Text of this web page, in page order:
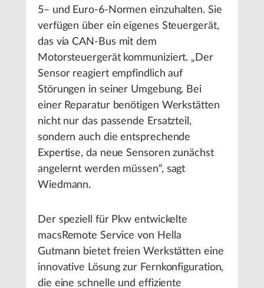
5– und Euro-6-Normen einzuhalten. Sie
verfügen über ein eigenes Steuergerät,
das via CAN-Bus mit dem
Motorsteuergerät kommuniziert. „Der
Sensor reagiert empfindlich auf
Störungen in seiner Umgebung. Bei
einer Reparatur benötigen Werkstätten
nicht nur das passende Ersatzteil,
sondern auch die entsprechende
Expertise, da neue Sensoren zunächst
angelernt werden müssen“, sagt
Wiedmann.
Der speziell für Pkw entwickelte
macsRemote Service von Hella
Gutmann bietet freien Werkstätten eine
innovative Lösung zur Fernkonfiguration,
die eine schnelle und effiziente